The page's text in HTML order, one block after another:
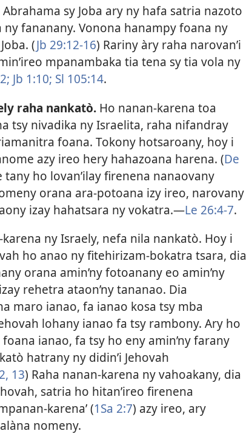
sy Joba ary ny hafa satria nazoto
ny fananany. Vonona hanampy foana ny
(Jb 29:12-16) Rariny àry raha narovan’i
mpanambaka tia tena sy tia vola ny
Jb 1:10; Sl 105:14.
raha nankatò. Ho nanan-karena toa
tsy nivadika ny Israelita, raha nifandray
foana. Tokony hotsaroany, hoy i
azy ireo hery hahazoana harena. (De
ho lovan’ilay firenena nanaovany
orana ara-potoana izy ireo, narovany
izay hahatsara ny vokatra.​—Le 26:4-7.
ny Israely, nefa nila nankatò. Hoy i
ho anao ny fitehirizam-bokatra tsara, dia
orana amin’ny fotoanany eo amin’ny
rehetra ataon’ny tananao. Dia
maro ianao, fa ianao kosa tsy mba
lohany ianao fa tsy rambony. Ary ho
ianao, fa tsy ho eny amin’ny farany
hatrany ny didin’i Jehovah
13) Raha nanan-karena ny vahoakany, dia
satria ho hitan’ireo firenena
karena’ (1Sa 2:7) azy ireo, ary
nomeny.